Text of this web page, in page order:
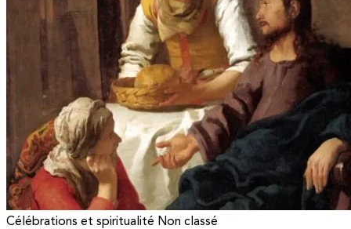
Célébrations et spiritualité Non classé